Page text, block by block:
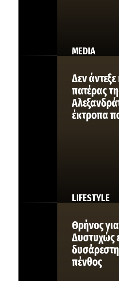
MEDIA
LIFESTYLE
Δεν
πατέρας
έκτροπα
Θρήνος
Δυστυχώς
πένθος